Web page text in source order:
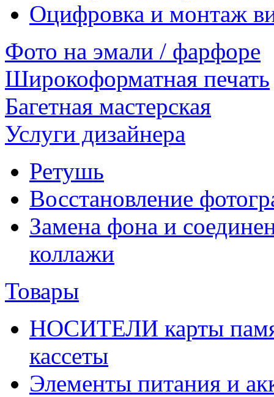
Оцифровка и монтаж
Фото на эмали / фарфоре
Широкоформатная печать
Багетная мастерская
Услуги дизайнера
Ретушь
Восстановление
Замена фона и
коллажи
Товары
НОСИТЕЛИ карты
кассеты
Элементы питания и